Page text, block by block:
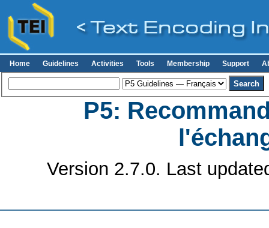
Home Guidelines Activities Tools Membership Support
P5:
Version 2.7.0. Last